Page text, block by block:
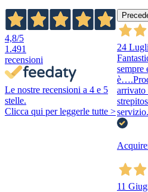
4,8/5
1.491
recensioni
Le nostre recensioni a 4 e 5
stelle.
Clicca qui per leggerle tutte >
24
sempre
arrivato
11